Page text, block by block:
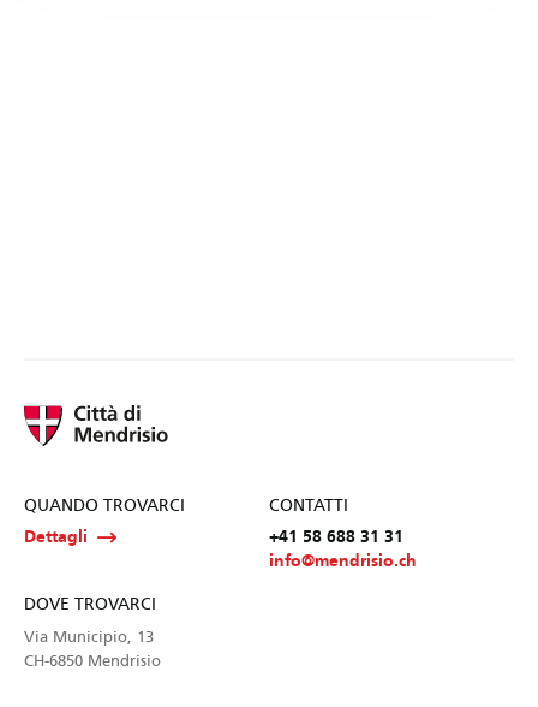
QUANDO TROVARCI
Dettagli
CONTATTI
+41 58 688 31 31
info@mendrisio.ch
DOVE TROVARCI
Via Municipio, 13
CH-6850 Mendrisio